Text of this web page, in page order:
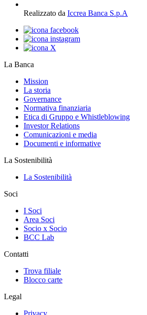
Realizzato da Iccrea Banca S.p.A
La Banca
Mission
La storia
Governance
Normativa finanziaria
Etica di Gruppo e Whistleblowing
Investor Relations
Comunicazioni e media
Documenti e informative
La Sostenibilità
La Sostenibilità
Soci
I Soci
Area Soci
Socio x Socio
BCC Lab
Contatti
Trova filiale
Blocco carte
Legal
Privacy